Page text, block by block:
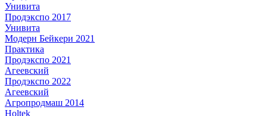
Унивита
Продэкспо 2017
Унивита
Модерн Бейкери 2021
Практика
Продэкспо 2021
Агеевский
Продэкспо 2022
Агеевский
Агропродмаш 2014
Holtek